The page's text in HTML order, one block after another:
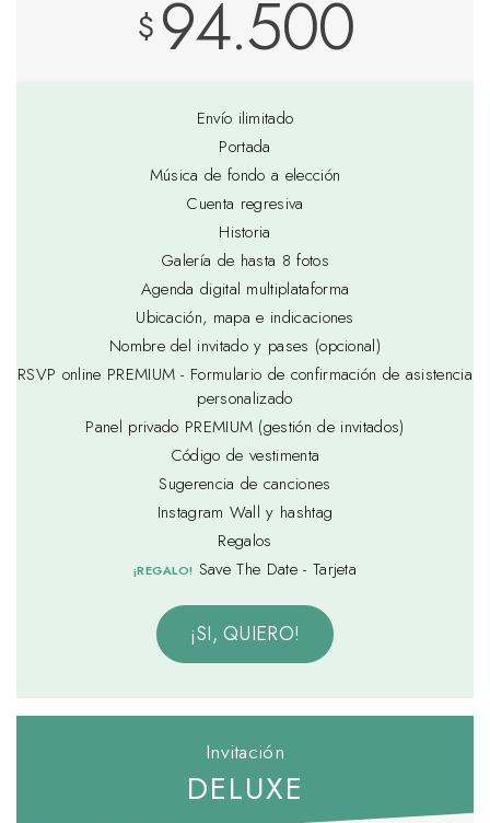
$ 94.500
Envío ilimitado
Portada
Música de fondo a elección
Cuenta regresiva
Historia
Galería de hasta 8 fotos
Agenda digital multiplataforma
Ubicación, mapa e indicaciones
Nombre del invitado y pases (opcional)
RSVP online PREMIUM - Formulario de confirmación de asistencia
personalizado
Panel privado PREMIUM (gestión de invitados)
Código de vestimenta
Sugerencia de canciones
Instagram Wall y hashtag
Regalos
¡REGALO! Save The Date - Tarjeta
¡SI, QUIERO!
Invitación
DELUXE